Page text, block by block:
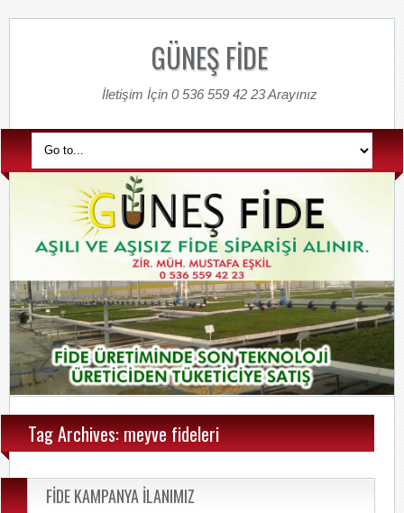
GÜNEŞ FİDE
İletişim İçin 0 536 559 42 23 Arayınız
Tag Archives: meyve fideleri
FİDE KAMPANYA İLANIMIZ